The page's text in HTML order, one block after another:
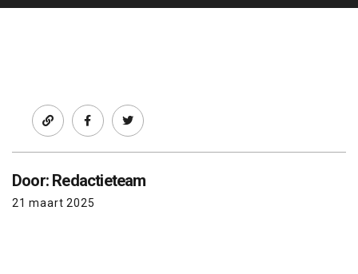
Facebooktwitter
Door: Redactieteam
21 maart 2025